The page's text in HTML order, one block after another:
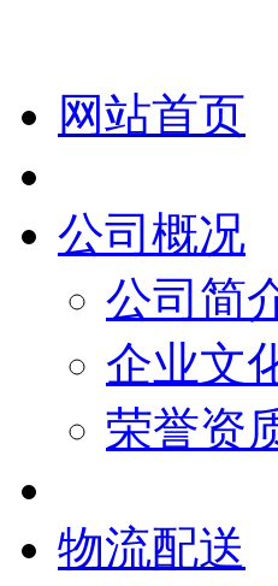
网站首页
公司概况
公司简
企业文
荣誉资
物流配送